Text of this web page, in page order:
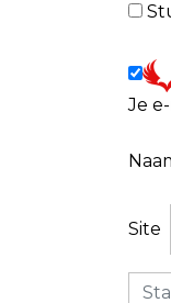
t
n
a
i
a
Je
Site